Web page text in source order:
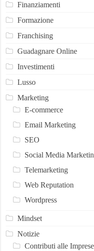
Finanziamenti
Formazione
Franchising
Guadagnare Online
Investimenti
Lusso
Marketing
E-commerce
Email Marketing
SEO
Social Media
Telemarketing
Web Reputation
Wordpress
Mindset
Notizie
Contributi alle Imprese